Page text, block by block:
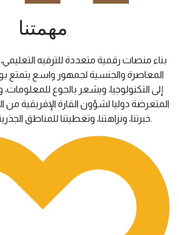
مهمتنا
بناء منصات رقمية متعددة للترفيه التعليمي،
المعاصرة والجنسية لجمهور واسع يتمتع
إلى التكنولوجيا، ويشعر بالجوع
المتعرضة دوليا لشؤون القارة الإفريقية من
خبرتنا، ونزاهتنا، وتغطيتنا للمناطق الجذرية، وإبداعنا وابتكارنا.